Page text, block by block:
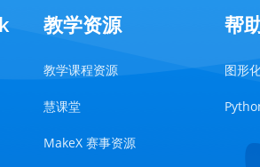
教学资源
教学课程资源
慧课堂
MakeX 赛事资源
帮
图形